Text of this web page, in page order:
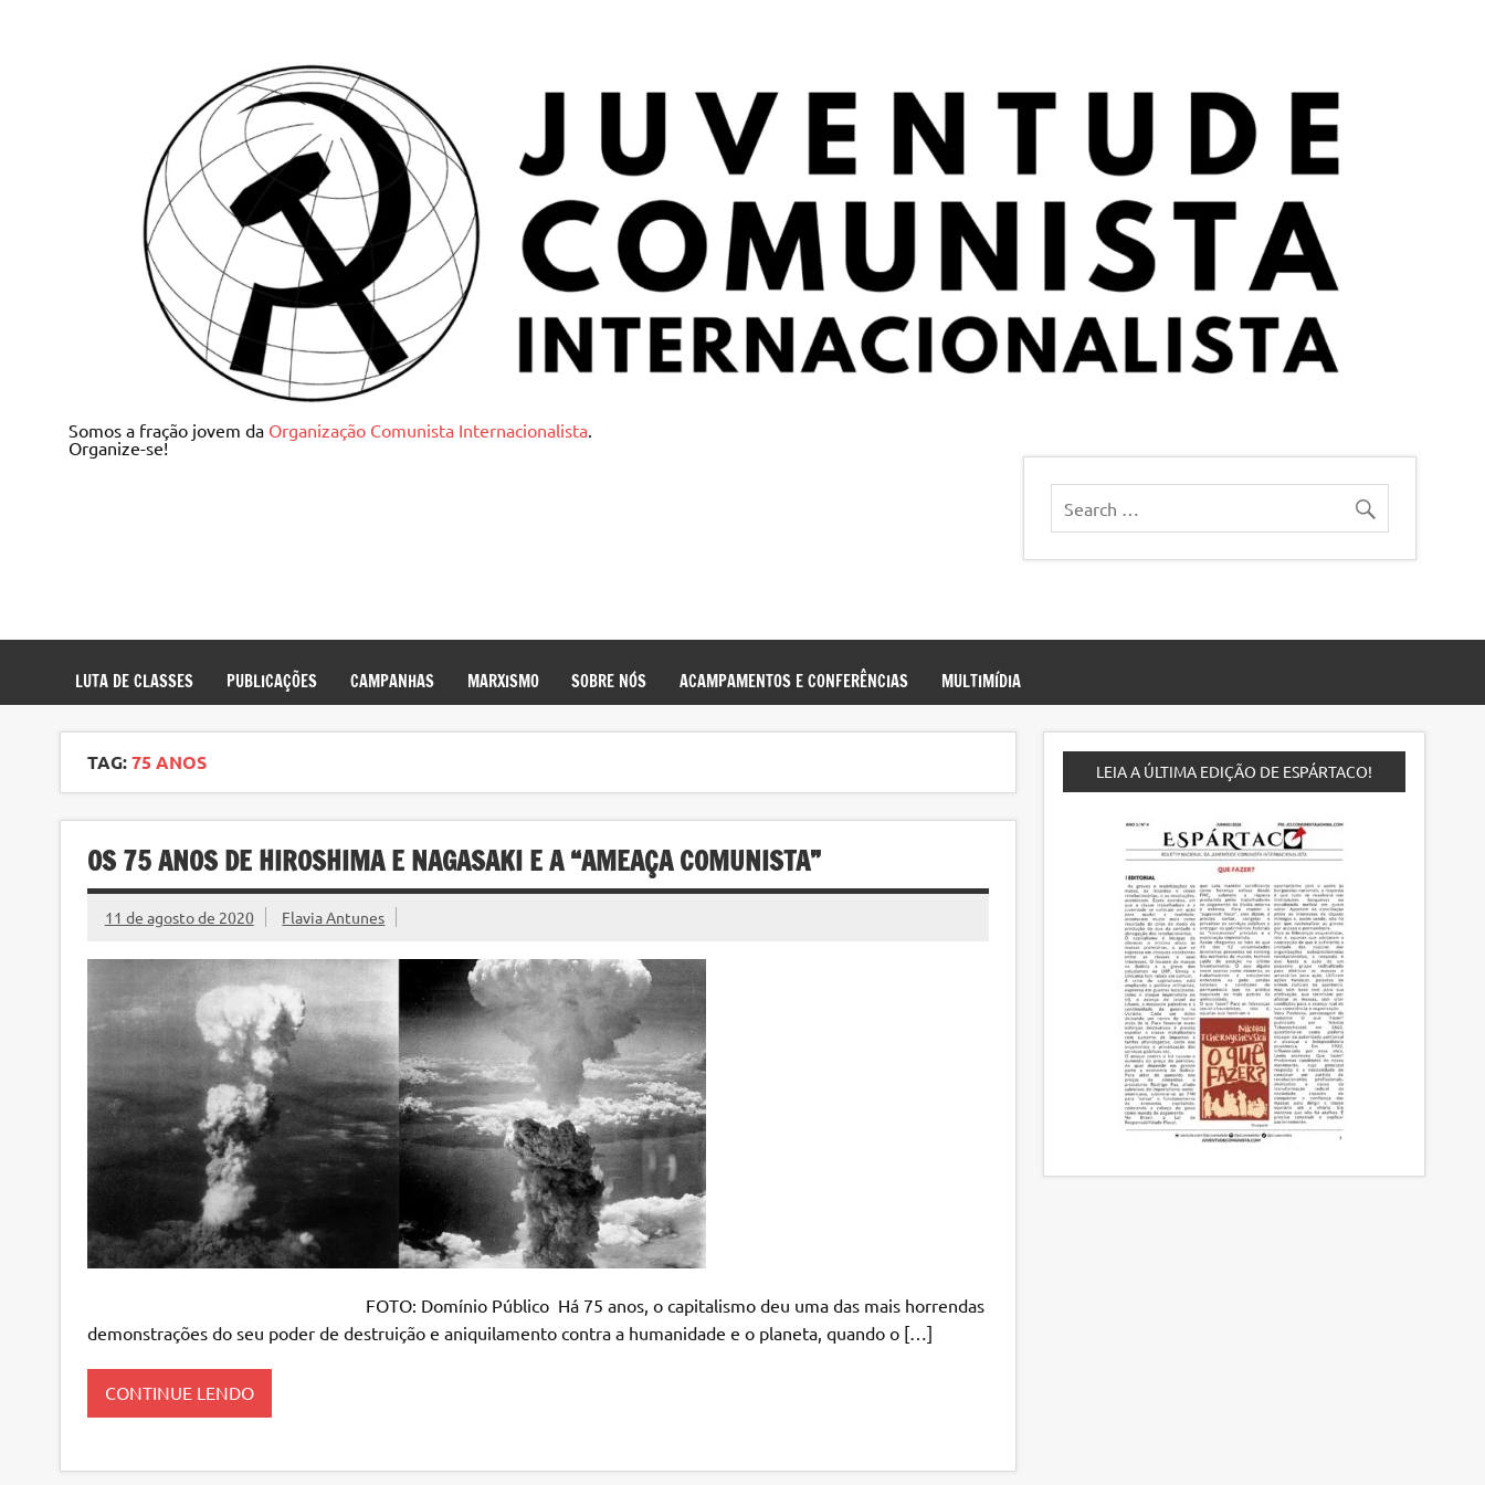
Juventude Comunista Internacionalista
Somos a fração jovem da Organização Comunista Internacionalista.
Organize-se!
LUTA DE CLASSES PUBLICAÇÕES CAMPANHAS MARXISMO SOBRE NÓS ACAMPAMENTOS E CONFERÊNCIAS MULTIMÍDIA
TAG:75 ANOS
OS 75 ANOS DE HIROSHIMA E NAGASAKI E A “AMEAÇA COMUNISTA”
11 de agosto de 2020 Flavia Antunes
FOTO: Domínio Público Há 75 anos, o capitalismo deu uma das mais horrendas
demonstrações do seu poder de destruição e aniquilamento contra a humanidade e o planeta, quando o […]
CONTINUE LENDO
LEIA A ÚLTIMA EDIÇÃO DE ESPÁRTACO!